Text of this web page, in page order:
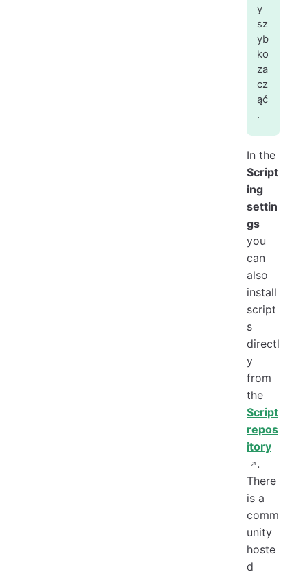
y
sz
yb
ko
za
cz
ąć
.
In the
Script
ing
settin
gs
you
can
also
install
script
s
directl
y
from
the
Script
repos
itory
.
There
is a
comm
unity
hoste
d